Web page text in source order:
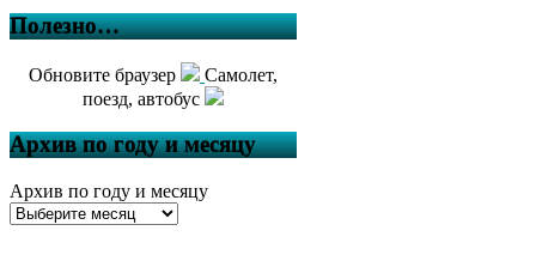
Полезно…
Обновите браузер
Самолет,
поезд, автобус
Архив по году и месяцу
Архив по году и месяцу